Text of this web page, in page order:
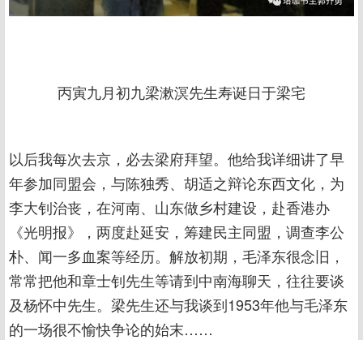
丙寅九月初九梁漱溟先生寿诞日于梁宅
以后我每次去京，必去梁府拜望。他给我详细讲了早
年参加同盟会，与陈独秀、胡适之辩论东西文化，为
李大钊治丧，在河南、山东做乡村建设，赴香港办
《光明报》，两度赴延安，筹建民主同盟，调查李公
朴、闻一多血案等经历。解放初期，毛泽东很念旧，
常常把他和章士钊先生等请到中南海聊天，往往要谈
及杨怀中先生。梁先生还与我谈到1953年他与毛泽东
的一场很不愉快争论的始末……